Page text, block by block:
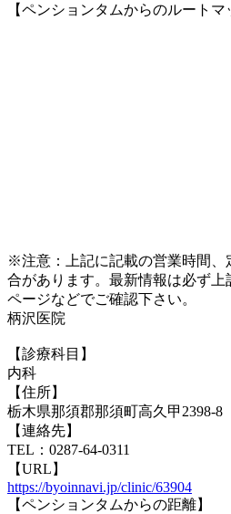
【ペンションタムからのルートマ
※注意：上記に記載の営業時間、
合があります。最新情報は必ず
ページなどでご確認下さい。
柄沢医院
【診療科目】
内科
【住所】
栃木県那須郡那須町高久甲2398-8
【連絡先】
TEL：0287-64-0311
【URL】
https://byoinnavi.jp/clinic/63904
【ペンションタムからの距離】